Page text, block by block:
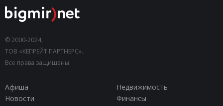
© 2000-2024,
ТОВ «КЕПРЕЙТ ПАРТНЕРС».
Все права защищены.
Афиша
Недвижимость
Новости
Финансы